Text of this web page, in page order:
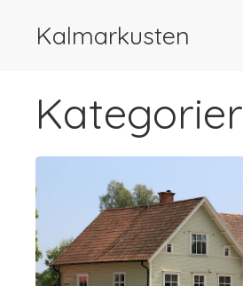
Kalmarkusten
Kategorier